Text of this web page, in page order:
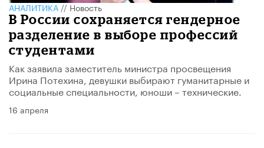
АНАЛИТИКА//Новость
В России сохраняется гендерное
разделение в выборе профессий
студентами
Как заявила заместитель министра просвещения
Ирина Потехина, девушки выбирают гуманитарные и
социальные специальности, юноши – технические.
16 апреля